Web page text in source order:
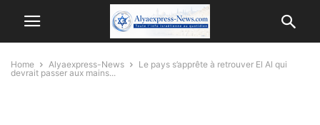
Home Alyaexpress-News
Le pays s’apprête à retrouver El Al qui
devrait passer aux mains...